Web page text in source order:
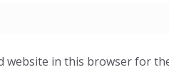
website in this browser for